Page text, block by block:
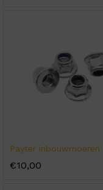
Payter inbouwmoeren
€10,00